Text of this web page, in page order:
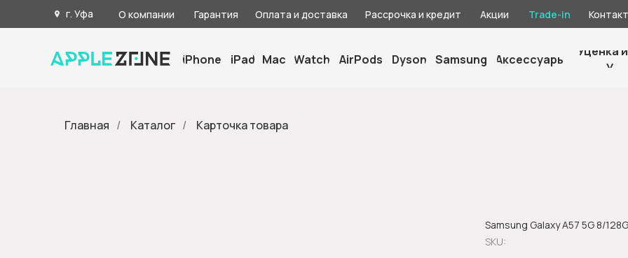
О компании Trade-in
Гарантия Оплата и доставка Рассрочка и кредит
iPhone iPad Mac Watch AirPods Samsung Аксессуары
Уценка
У
г. Уфа Акции
Dyson
Главная / Каталог / Карточка товара
Samsung Galaxy A57 5G 8/
SKU: